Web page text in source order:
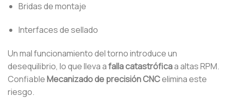
Bridas de montaje
Interfaces de sellado
Un mal funcionamiento del torno introduce un
desequilibrio, lo que lleva afalla catastróficaa altas RPM.
ConfiableMecanizado de precisión CNCelimina este
riesgo.